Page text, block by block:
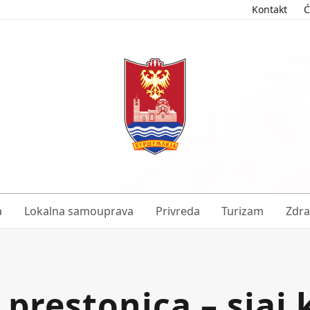
Kontakt
Lokalna samouprava Privreda Turizam